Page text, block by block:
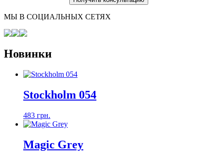
МЫ В СОЦИАЛЬНЫХ СЕТЯХ
Новинки
Stockholm 054
483 грн.
Magic Grey